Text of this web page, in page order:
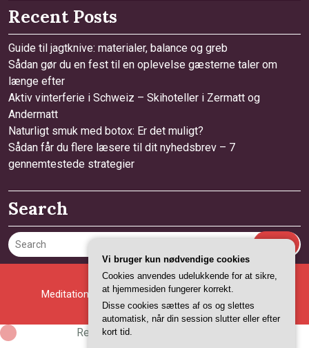
Recent Posts
Guide til jagtknive: materialer, balance og greb
Sådan gør du en fest til en oplevelse gæsterne taler om
længe efter
Aktiv vinterferie i Schweiz – Skihoteller i Zermatt og
Andermatt
Naturligt smuk med botox: Er det muligt?
Sådan får du flere læsere til dit nyhedsbrev – 7
gennemtestede strategier
Search
Search
Meditation WordPress ThemeBy Ovation Themes
Registreringsnummer 37407739
Vi bruger kun nødvendige cookies
Cookies anvendes udelukkende for at sikre,
at hjemmesiden fungerer korrekt.
Disse cookies sættes af os og slettes
automatisk, når din session slutter eller efter
kort tid.